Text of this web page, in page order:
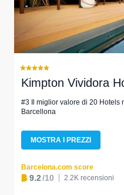
Kimpton Vividora
#3 Il miglior valore di 20 Hotels
Barcellona
MOSTRA I PREZZI
Barcelona.com score
9.2/10 2.2K recensioni